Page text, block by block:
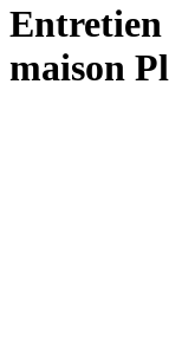
maison